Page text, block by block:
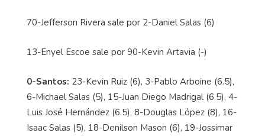
70-Jefferson Rivera sale por 2-Daniel Salas (6)
13-Enyel Escoe sale por 90-Kevin Artavia (-)
0-Santos: 23-Kevin Ruiz (6), 3-Pablo Arboine (6.5),
6-Michael Salas (5), 15-Juan Diego Madrigal (6.5), 4-
Luis José Hernández (6.5), 8-Douglas López (8), 16-
Isaac Salas (5), 18-Denilson Mason (6), 19-Jossimar